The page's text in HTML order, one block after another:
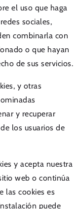
el uso que haga
sociales,
combinarla con
o que hayan
de sus servicios.
y otras
y recuperar
los usuarios de
y acepta nuestra
web o continúa
las cookies es
puede